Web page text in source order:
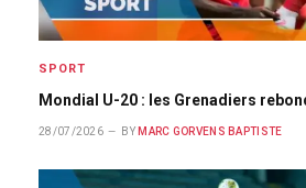
SPORT
Mondial U-20 : les Grenadiers
28/07/2026 BY MARC GORVENS BAPTISTE